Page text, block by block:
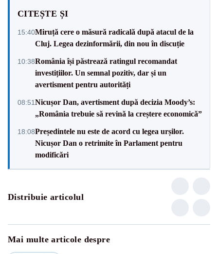
CITEȘTE ȘI
15:40Miruță cere o măsură radicală după atacul de la
Cluj. Legea dezinformării, din nou în discuție
10:38România își păstrează ratingul recomandat
investițiilor. Un semnal pozitiv, dar și un
avertisment pentru autorități
08:51Nicușor Dan, avertisment după decizia Moody’s:
„România trebuie să revină la creștere economică”
18:08Președintele nu este de acord cu legea urșilor.
Nicușor Dan o retrimite în Parlament pentru
modificări
Distribuie articolul
Mai multe articole despre